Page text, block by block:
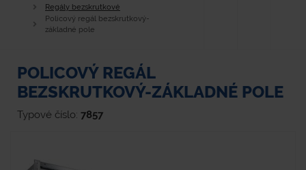
Regály bezskrutkové
Policový regál bezskrutkový-
základné pole
POLICOVÝ REGÁL
BEZSKRUTKOVÝ-ZÁKLADNÉ POLE
Typové číslo: 7857